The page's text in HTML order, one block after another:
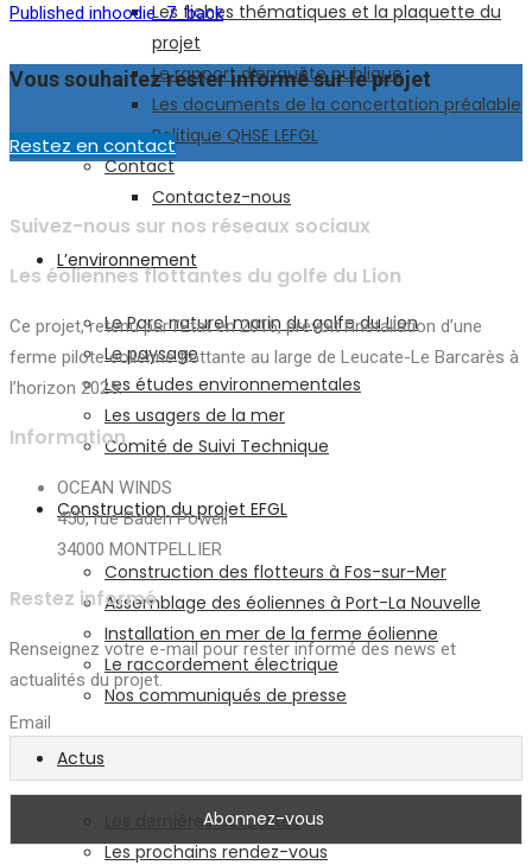
Les fiches thématiques et la plaquette du
projet
Le rapport d’enquête publique
Les documents de la concertation préalable
Politique QHSE LEFGL
Contact
Contactez-nous
L’environnement
Le Parc naturel marin du golfe du Lion
Le paysage
Les études environnementales
Les usagers de la mer
Comité de Suivi Technique
Construction du projet EFGL
Construction des flotteurs à Fos-sur-Mer
Assemblage des éoliennes à Port-La Nouvelle
Installation en mer de la ferme éolienne
Le raccordement électrique
Nos communiqués de presse
Actus
Les dernières actualités
Les prochains rendez-vous
Post
navigation
Published inhoodie_7_back
Vous souhaitez rester informé sur le projet
Restez en contact
Suivez-nous sur nos réseaux sociaux
Les éoliennes flottantes du golfe du Lion
Ce projet, retenu par l’Etat en 2016, prévoit l’installation d’une
ferme pilote éolienne flottante au large de Leucate-Le Barcarès à
l’horizon 2025.
Information
OCEAN WINDS
450, rue Baden Powell
34000 MONTPELLIER
Restez informé
Renseignez votre e-mail pour rester informé des news et
actualités du projet.
Email